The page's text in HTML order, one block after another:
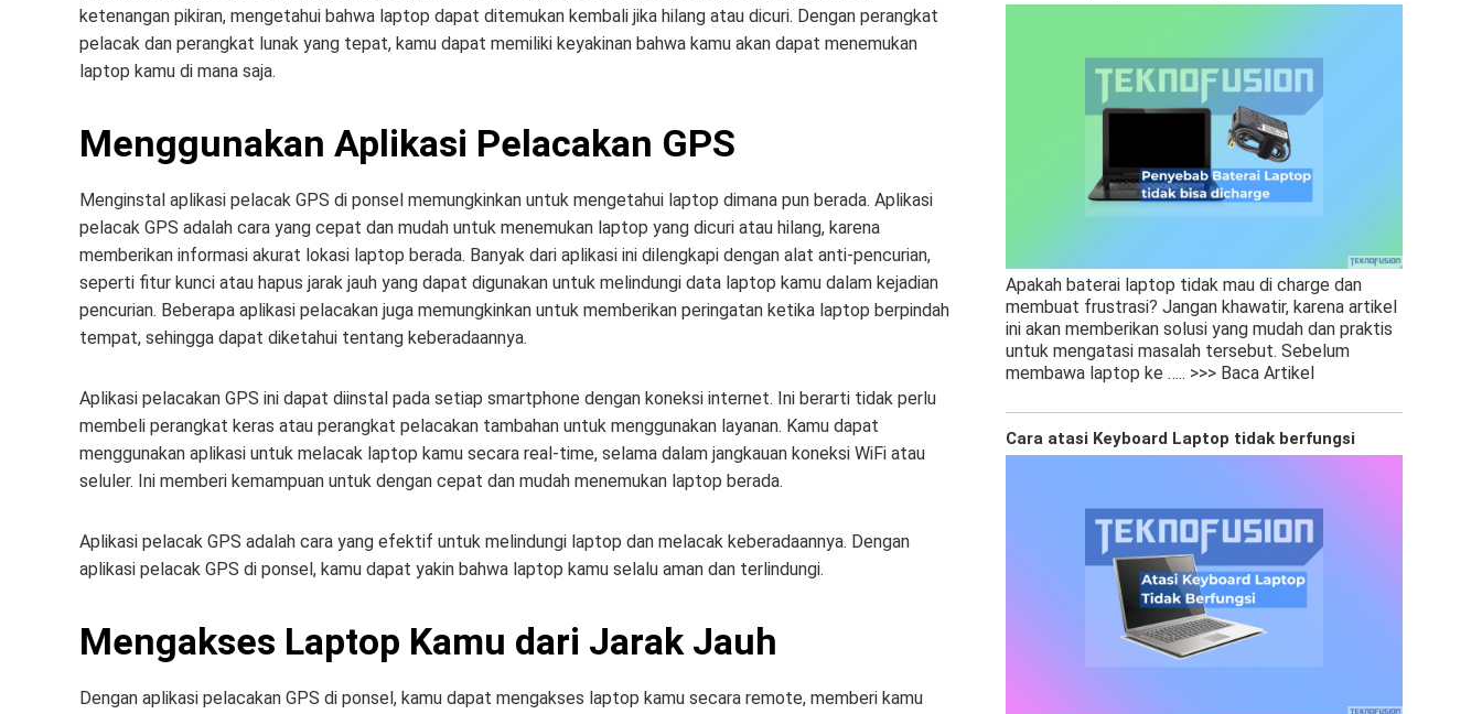
ketenangan pikiran, mengetahui bahwa laptop dapat ditemukan kembali jika hilang atau dicuri. Dengan perangkat
pelacak dan perangkat lunak yang tepat, kamu dapat memiliki keyakinan bahwa kamu akan dapat menemukan
laptop kamu di mana saja.
Menggunakan Aplikasi Pelacakan GPS
Menginstal aplikasi pelacak GPS di ponsel memungkinkan untuk mengetahui laptop dimana pun berada. Aplikasi
pelacak GPS adalah cara yang cepat dan mudah untuk menemukan laptop yang dicuri atau hilang, karena
memberikan informasi akurat lokasi laptop berada. Banyak dari aplikasi ini dilengkapi dengan alat anti-pencurian,
seperti fitur kunci atau hapus jarak jauh yang dapat digunakan untuk melindungi data laptop kamu dalam kejadian
pencurian. Beberapa aplikasi pelacakan juga memungkinkan untuk memberikan peringatan ketika laptop berpindah
tempat, sehingga dapat diketahui tentang keberadaannya.
Aplikasi pelacakan GPS ini dapat diinstal pada setiap smartphone dengan koneksi internet. Ini berarti tidak perlu
membeli perangkat keras atau perangkat pelacakan tambahan untuk menggunakan layanan. Kamu dapat
menggunakan aplikasi untuk melacak laptop kamu secara real-time, selama dalam jangkauan koneksi WiFi atau
seluler. Ini memberi kemampuan untuk dengan cepat dan mudah menemukan laptop berada.
Aplikasi pelacak GPS adalah cara yang efektif untuk melindungi laptop dan melacak keberadaannya. Dengan
aplikasi pelacak GPS di ponsel, kamu dapat yakin bahwa laptop kamu selalu aman dan terlindungi.
Mengakses Laptop Kamu dari Jarak Jauh
Dengan aplikasi pelacakan GPS di ponsel, kamu dapat mengakses laptop kamu secara remote, memberi kamu
Apakah baterai laptop tidak mau di charge dan
membuat frustrasi? Jangan khawatir, karena artikel
ini akan memberikan solusi yang mudah dan praktis
untuk mengatasi masalah tersebut. Sebelum
membawa laptop ke ….. >>> Baca Artikel
Cara atasi Keyboard Laptop tidak berfungsi